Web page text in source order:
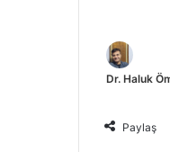
Dr. Haluk
Paylaş